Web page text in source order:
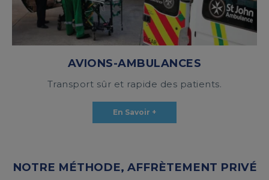
AVIONS-AMBULANCES
Transport sûr et rapide des patients.
En Savoir +
NOTRE MÉTHODE, AFFRÈTEMENT PRIVÉ